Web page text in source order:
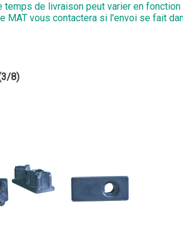
temps de livraison peut varier en
MAT vous contactera si l'envoi se fait
8)